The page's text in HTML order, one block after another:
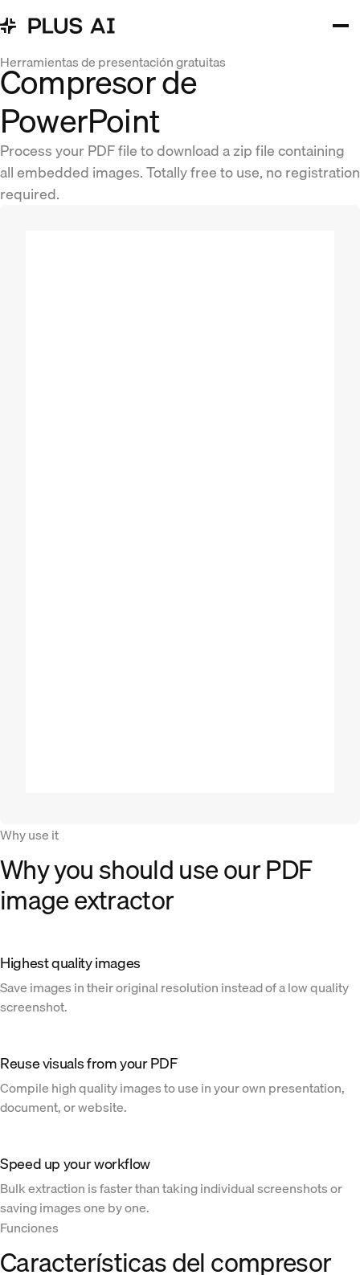
Herramientas de presentación gratuitas
Compresor de
PowerPoint
Process your PDF file to download a zip file containing
all embedded images. Totally free to use, no registration
required.
Why use it
Why you should use our PDF
image extractor
Highest quality images
Save images in their original resolution instead of a low quality
screenshot.
Reuse visuals from your PDF
Compile high quality images to use in your own presentation,
document, or website.
Speed up your workflow
Bulk extraction is faster than taking individual screenshots or
saving images one by one.
Funciones
Características del compresor